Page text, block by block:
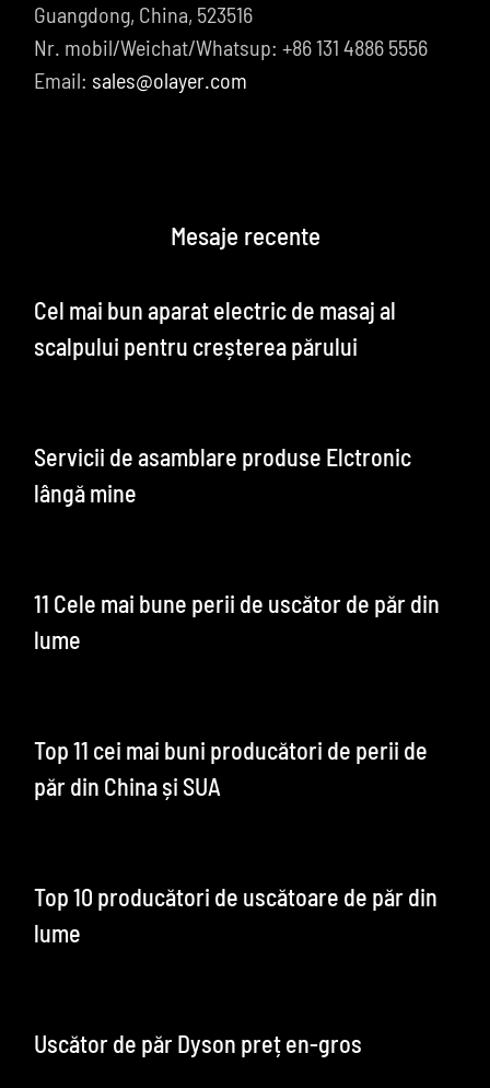
Guangdong, China, 523516
Nr. mobil/Weichat/Whatsup: +86 131 4886 5556
Email: sales@olayer.com
Mesaje recente
Cel mai bun aparat electric de masaj al
scalpului pentru creșterea părului
Servicii de asamblare produse Elctronic
lângă mine
11 Cele mai bune perii de uscător de păr din
lume
Top 11 cei mai buni producători de perii de
păr din China și SUA
Top 10 producători de uscătoare de păr din
lume
Uscător de păr Dyson preț en-gros